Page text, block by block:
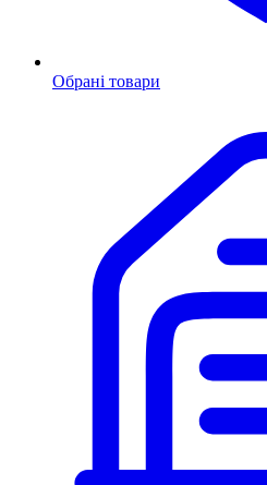
Обрані товари